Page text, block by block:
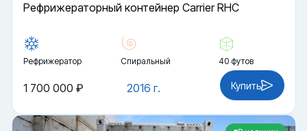
Рефрижераторный контейнер Carrier RHC
Рефрижератор Спиральный 40 футов
2016 г.
1 700 000 ₽ Купить